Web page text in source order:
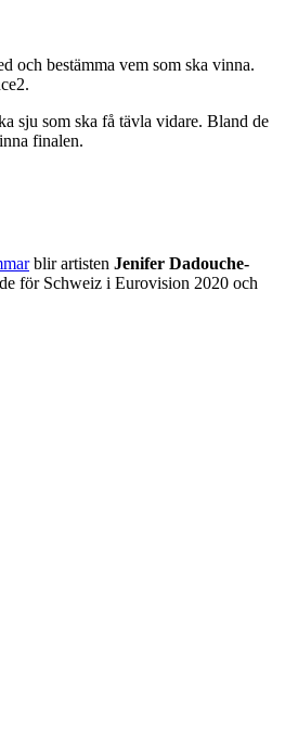
och bestämma vem som ska vinna.
sju som ska få tävla vidare. Bland de
finalen.
blir artisten Jenifer Dadouche-
för Schweiz i Eurovision 2020 och